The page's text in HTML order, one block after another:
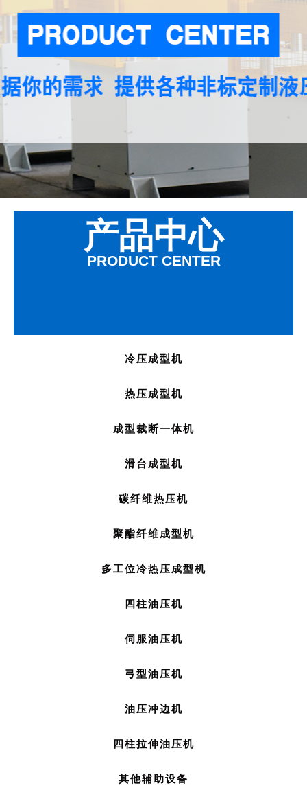
产品中心
PRODUCT CENTER
冷压成型机
热压成型机
成型裁断一体机
滑台成型机
碳纤维热压机
聚酯纤维成型机
多工位冷热压成型机
四柱油压机
伺服油压机
弓型油压机
油压冲边机
四柱拉伸油压机
其他辅助设备